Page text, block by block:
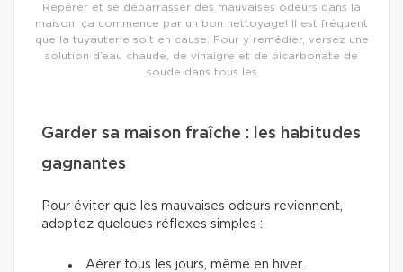
Repérer et se débarrasser des mauvaises odeurs dans la
maison, ça commence par un bon nettoyage! Il est fréquent
que la tuyauterie soit en cause. Pour y remédier, versez une
solution d’eau chaude, de vinaigre et de bicarbonate de
soude dans tous les
Garder sa maison fraîche : les habitudes
gagnantes
Pour éviter que les mauvaises odeurs reviennent,
adoptez quelques réflexes simples :
Aérer tous les jours, même en hiver.